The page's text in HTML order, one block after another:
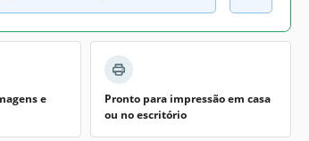
e
Pronto para impressão em casa
ou no escritório